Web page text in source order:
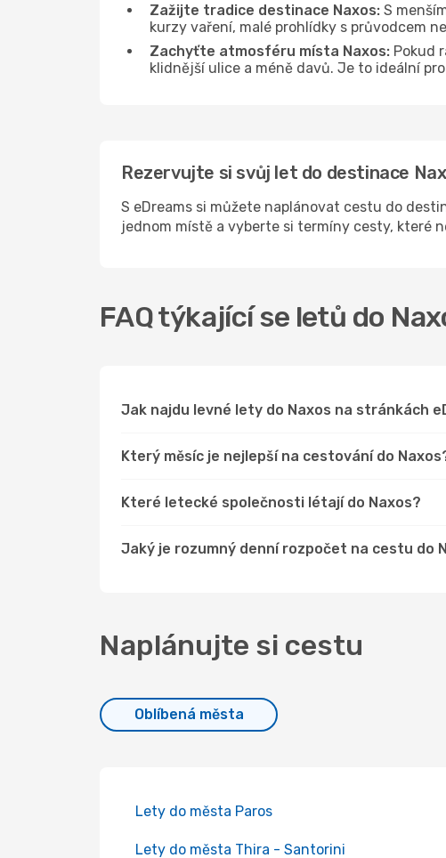
Zažijte tradice destinace Naxos: S
kurzy vaření, malé prohlídky s průvodcem
Zachyťte atmosféru místa Naxos: Pokud
klidnější ulice a méně davů. Je to ideální
Rezervujte si svůj let do destinace
S eDreams si můžete naplánovat cestu do
jednom místě a vyberte si termíny cesty, které
FAQ týkající se letů do
Jak najdu levné lety do Naxos na stránkách
Který měsíc je nejlepší na cestování do
Které letecké společnosti létají do Naxos?
Jaký je rozumný denní rozpočet na cestu do
Naplánujte si cestu
Oblíbená města
Lety do města Paros
Lety do města Thira - Santorini